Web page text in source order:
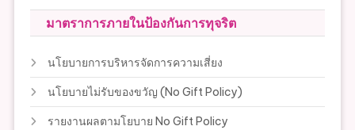
มาตราการภายในป้องกันการทุจริต
นโยบายการบริหารจัดการความเสี่ยง
นโยบายไม่รับของขวัญ (No Gift Policy)
รายงานผลตามโยบาย No Gift Policy